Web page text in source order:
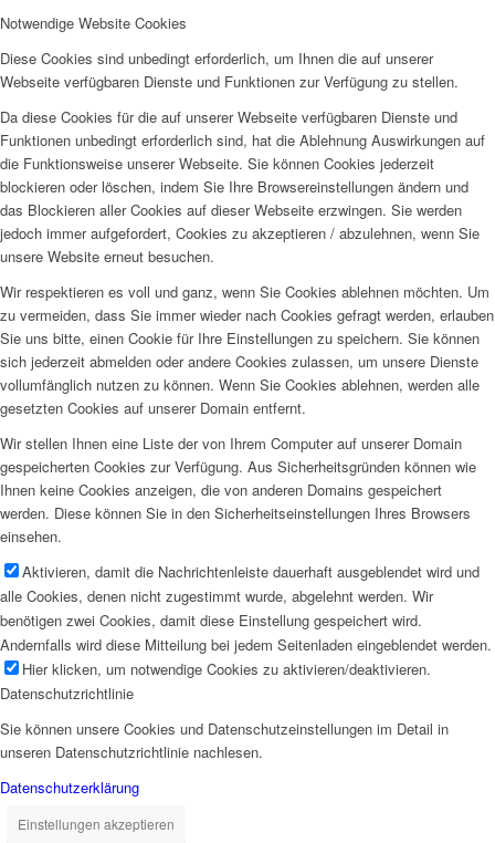
Notwendige Website Cookies
Diese Cookies sind unbedingt erforderlich, um Ihnen die auf unserer
Webseite verfügbaren Dienste und Funktionen zur Verfügung zu stellen.
Da diese Cookies für die auf unserer Webseite verfügbaren Dienste und
Funktionen unbedingt erforderlich sind, hat die Ablehnung Auswirkungen auf
die Funktionsweise unserer Webseite. Sie können Cookies jederzeit
blockieren oder löschen, indem Sie Ihre Browsereinstellungen ändern und
das Blockieren aller Cookies auf dieser Webseite erzwingen. Sie werden
jedoch immer aufgefordert, Cookies zu akzeptieren / abzulehnen, wenn Sie
unsere Website erneut besuchen.
Wir respektieren es voll und ganz, wenn Sie Cookies ablehnen möchten. Um
zu vermeiden, dass Sie immer wieder nach Cookies gefragt werden, erlauben
Sie uns bitte, einen Cookie für Ihre Einstellungen zu speichern. Sie können
sich jederzeit abmelden oder andere Cookies zulassen, um unsere Dienste
vollumfänglich nutzen zu können. Wenn Sie Cookies ablehnen, werden alle
gesetzten Cookies auf unserer Domain entfernt.
Wir stellen Ihnen eine Liste der von Ihrem Computer auf unserer Domain
gespeicherten Cookies zur Verfügung. Aus Sicherheitsgründen können wie
Ihnen keine Cookies anzeigen, die von anderen Domains gespeichert
werden. Diese können Sie in den Sicherheitseinstellungen Ihres Browsers
einsehen.
Aktivieren, damit die Nachrichtenleiste dauerhaft ausgeblendet wird und
alle Cookies, denen nicht zugestimmt wurde, abgelehnt werden. Wir
benötigen zwei Cookies, damit diese Einstellung gespeichert wird.
Andernfalls wird diese Mitteilung bei jedem Seitenladen eingeblendet werden.
Hier klicken, um notwendige Cookies zu aktivieren/deaktivieren.
Datenschutzrichtlinie
Sie können unsere Cookies und Datenschutzeinstellungen im Detail in
unseren Datenschutzrichtlinie nachlesen.
Datenschutzerklärung
Einstellungen akzeptieren